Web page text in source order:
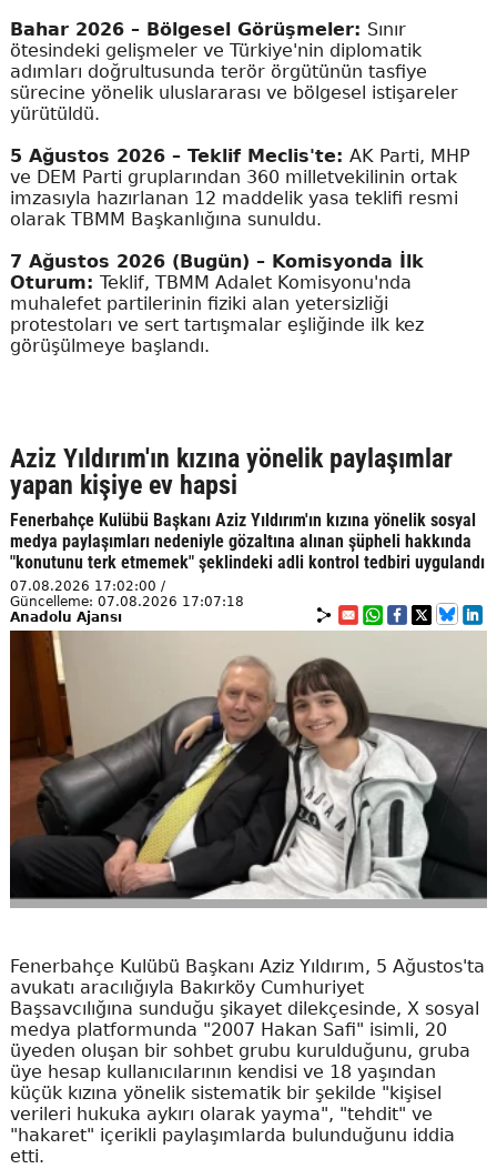
Bahar 2026 – Bölgesel Görüşmeler: Sınır
ötesindeki gelişmeler ve Türkiye'nin diplomatik
adımları doğrultusunda terör örgütünün tasfiye
sürecine yönelik uluslararası ve bölgesel istişareler
yürütüldü.
5 Ağustos 2026 – Teklif Meclis'te: AK Parti, MHP
ve DEM Parti gruplarından 360 milletvekilinin ortak
imzasıyla hazırlanan 12 maddelik yasa teklifi resmi
olarak TBMM Başkanlığına sunuldu.
7 Ağustos 2026 (Bugün) – Komisyonda İlk
Oturum: Teklif, TBMM Adalet Komisyonu'nda
muhalefet partilerinin fiziki alan yetersizliği
protestoları ve sert tartışmalar eşliğinde ilk kez
görüşülmeye başlandı.
Aziz Yıldırım'ın kızına yönelik paylaşımlar
yapan kişiye ev hapsi
Fenerbahçe Kulübü Başkanı Aziz Yıldırım'ın kızına yönelik sosyal
medya paylaşımları nedeniyle gözaltına alınan şüpheli hakkında
"konutunu terk etmemek" şeklindeki adli kontrol tedbiri uygulandı
07.08.2026 17:02:00 /
Güncelleme: 07.08.2026 17:07:18
Anadolu Ajansı
Fenerbahçe Kulübü Başkanı Aziz Yıldırım, 5 Ağustos'ta
avukatı aracılığıyla Bakırköy Cumhuriyet
Başsavcılığına sunduğu şikayet dilekçesinde, X sosyal
medya platformunda "2007 Hakan Safi" isimli, 20
üyeden oluşan bir sohbet grubu kurulduğunu, gruba
üye hesap kullanıcılarının kendisi ve 18 yaşından
küçük kızına yönelik sistematik bir şekilde "kişisel
verileri hukuka aykırı olarak yayma", "tehdit" ve
"hakaret" içerikli paylaşımlarda bulunduğunu iddia
etti.